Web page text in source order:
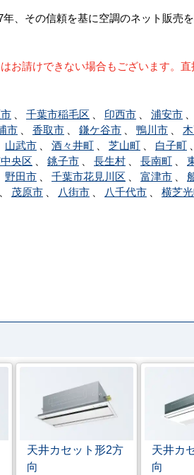
、その信頼を基に空調のネット販売
お請けできない場合もございます。
千葉市稲毛区 印西市 浦安市
市 香取市 鎌ケ谷市 鴨川市
山武市 酒々井町 芝山町 白子町
央区 銚子市 長生村 長南町
野田市 千葉市花見川区 富津市
茂原市 八街市 八千代市 横芝
天井カセット形2方
向
天井カ
向